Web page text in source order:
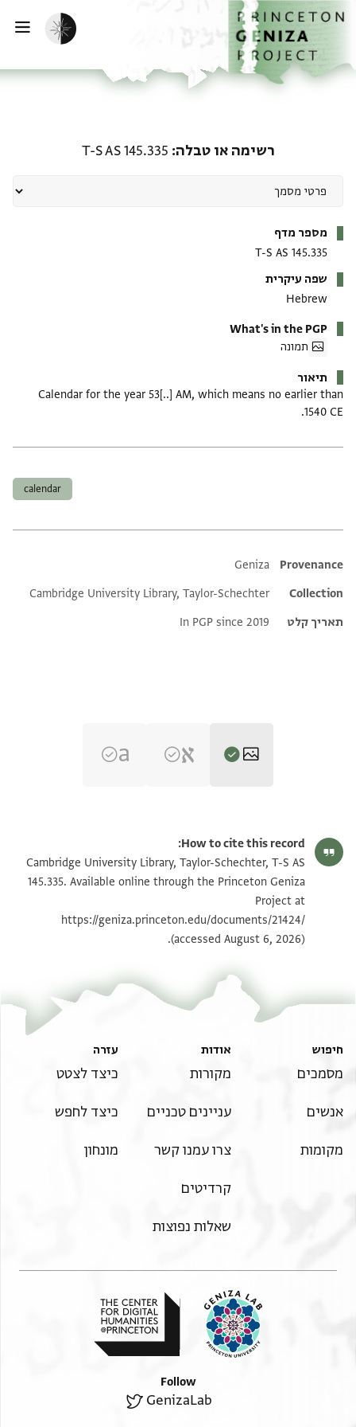
לתוכןהבית
הפעלת מצב כהה
רשימה או טבלה T-S AS 145.335
מספר מדף
T-S AS 145.335
שפה עיקרית
Hebrew
What's in the PGP
תמונה
תיאור
Calendar for the year 53[..] AM, which means no earlier than
1540 CE.
calendar
Additional metadata
Provenance
Geniza
Collection
Cambridge University Library, Taylor-Schechter
תאריך קלט
In PGP since 2019
T-S AS 145.335 1v הגדל וסובב
תנאי היתר שימוש בתצלום
How to cite this record:
Cambridge University Library, Taylor-Schechter, T-S AS
145.335. Available online through the Princeton Geniza
Project at
https://geniza.princeton.edu/documents/21424/
(accessed August 6, 2026).
חיפוש
מסמכים
אנשים
מקומות
אודות
מקורות
עניינים טכניים
צרו עמנו קשר
קרדיטים
שאלות נפוצות
עזרה
כיצד לצטט
כיצד לחפש
מונחון
Follow
GenizaLab